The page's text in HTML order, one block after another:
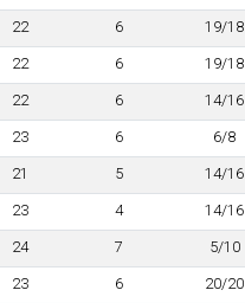
22 6 19/18
22 6 19/18
22 6 14/16
23 6 6/8
21 5 14/16
23 4 14/16
24 7 5/10
23 6 20/20